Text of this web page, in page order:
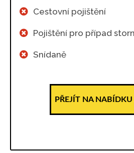
Cestovní pojištění
Pojištění pro případ
Snídaně
PŘEJÍT NA